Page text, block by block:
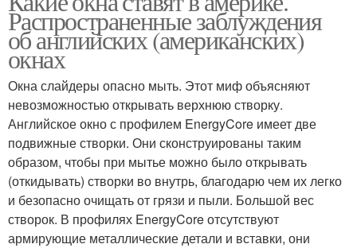
Распространенные заблуждения
об английских (американских)
окнах
Окна слайдеры опасно мыть. Этот миф объясняют
невозможностью открывать верхнюю створку.
Английское окно с профилем EnergyCore имеет две
подвижные створки. Они сконструированы таким
образом, чтобы при мытье можно было открывать
(откидывать) створки во внутрь, благодарю чем их легко
и безопасно очищать от грязи и пыли. Большой вес
створок. В профилях EnergyCore отсутствуют
армирующие металлические детали и вставки, они